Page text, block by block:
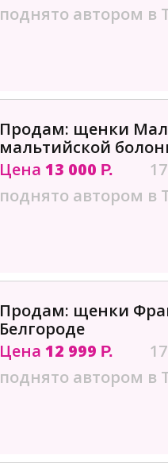
поднято автором в
Продам: щенки
мальтийской
Цена 13 000 Р.
поднято автором в
Продам: щенки
Белгороде
Цена 12 999 Р.
поднято автором в